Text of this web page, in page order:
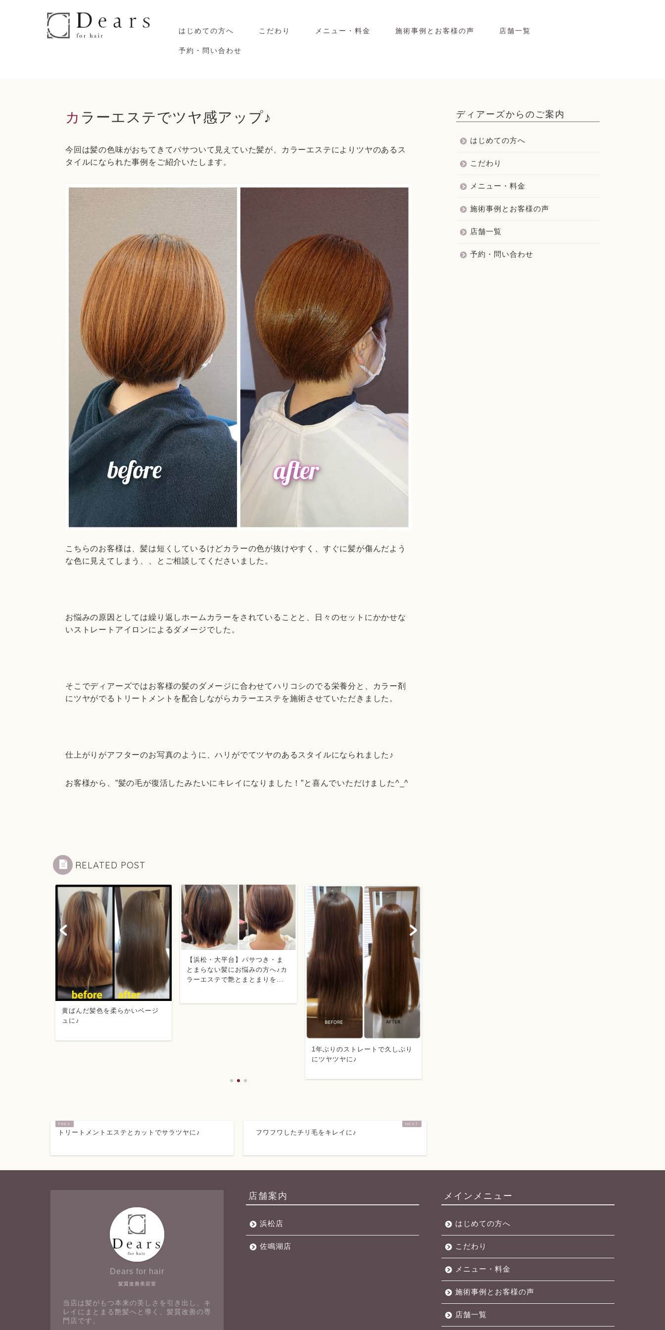
はじめての方へ こだわり メニュー・料金 施術事例とお客様の声 店舗一覧
予約・問い合わせ
カラーエステでツヤ感アップ♪
今回は髪の色味がおちてきてパサついて見えていた髪が、カラーエステによりツヤのあるス
タイルになられた事例をご紹介いたします。
こちらのお客様は、髪は短くしているけどカラーの色が抜けやすく、すぐに髪が傷んだよう
な色に見えてしまう、、とご相談してくださいました。
お悩みの原因としては繰り返しホームカラーをされていることと、日々のセットにかかせな
いストレートアイロンによるダメージでした。
そこでディアーズではお客様の髪のダメージに合わせてハリコシのでる栄養分と、カラー剤
にツヤがでるトリートメントを配合しながらカラーエステを施術させていただきました。
仕上がりがアフターのお写真のように、ハリがでてツヤのあるスタイルになられました♪
お客様から、”髪の毛が復活したみたいにキレイになりました！”と喜んでいただけました^_^
RELATED POST
黄ばんだ髪色を柔らかいベージ
ュに♪
【浜松・大平台】パサつき・ま
とまらない髪にお悩みの方へ♪カ
ラーエステで艶とまとまりを...
1年ぶりのストレートで久しぶり
にツヤツヤに♪
トリートメントエステとカットでサラツヤに♪ フワフワしたチリ毛をキレイに♪
ディアーズからのご案内
はじめての方へ
こだわり
メニュー・料金
施術事例とお客様の声
店舗一覧
予約・問い合わせ
髪質改善美容室
Dears for hair
当店は髪がもつ本来の美しさを引き出し、キ
レイにまとまる艶髪へと導く、髪質改善の専
門店です。
店舗案内
浜松店
佐鳴湖店
メインメニュー
はじめての方へ
こだわり
メニュー・料金
施術事例とお客様の声
店舗一覧